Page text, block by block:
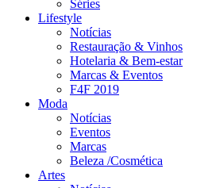
Séries
Lifestyle
Notícias
Restauração & Vinhos
Hotelaria & Bem-estar
Marcas & Eventos
F4F 2019
Moda
Notícias
Eventos
Marcas
Beleza /Cosmética
Artes